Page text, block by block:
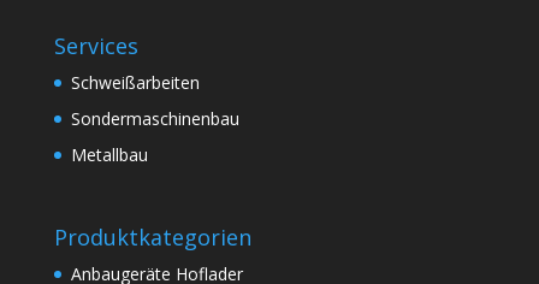
Services
Schweißarbeiten
Sondermaschinenbau
Metallbau
Produktkategorien
Anbaugeräte Hoflader